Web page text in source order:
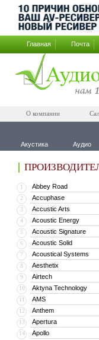
Главная Почта
О компании
Акустика Аудио
1 Abbey Road
2 Accuphase
3 Accustic Arts
4 Acoustic Energy
5 Acoustic Signature
6 Acoustic Solid
7 Acoustical Systems
8 Aesthetix
9 Airtech
10 Aktyna Technology
11 AMS
12 Anthem
13 Apertura
14 Apollo